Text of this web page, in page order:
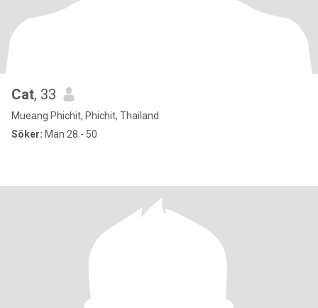
Cat, 33
Mueang Phichit, Phichit, Thailand
Söker: Man 28 - 50